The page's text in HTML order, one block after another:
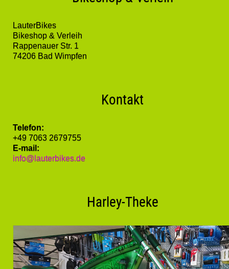
LauterBikes
Bikeshop & Verleih
Rappenauer Str. 1
74206 Bad Wimpfen
Kontakt
Telefon:
+49 7063 2679755
E-mail:
info@lauterbikes.de
Harley-Theke